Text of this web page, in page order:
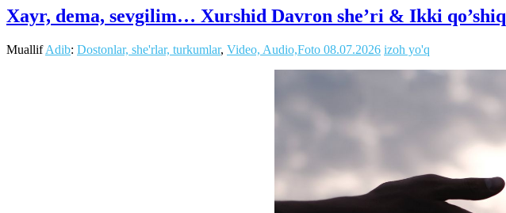
Xayr, dema, sevgilim… Xurshid Davron she’ri & Ikki qo’shiq
MuallifAdib: Dostonlar, she'rlar, turkumlar, Video, Audio,Foto 08.07.2026 izoh yo'q